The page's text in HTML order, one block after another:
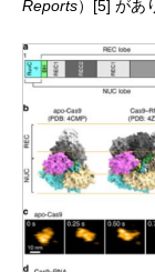
Reports）[5] があ